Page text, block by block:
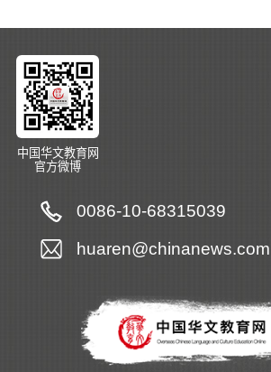
中国华文教育网
官方微博
0086-10-68315039